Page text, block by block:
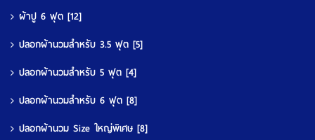
ผ้าปู 6 ฟุต [12]
ปลอกผ้านวมสำหรับ 3.5 ฟุต [5]
ปลอกผ้านวมสำหรับ 5 ฟุต [4]
ปลอกผ้านวมสำหรับ 6 ฟุต [8]
ปลอกผ้านวม Size ใหญ่พิเศษ [8]